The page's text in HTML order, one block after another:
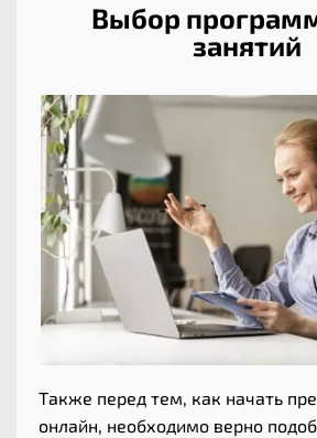
Выбор
занятий
Также перед тем, как начать
онлайн, необходимо верно